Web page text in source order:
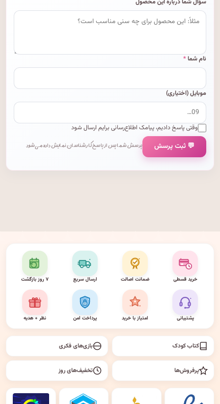
سؤال شما درباره این محصول
نام شما*
موبایل (اختیاری)
وقتی پاسخ دادیم، پیامک اطلاع‌رسانی برایم ارسال شود
💬 ثبت پرسش پرسش شما پس از پاسخ کارشناسان نمایش داده می‌شود.
خرید قسطی ضمانت اصالت ارسال سریع ۷ روز بازگشت
پشتیبانی امتیاز با خرید پرداخت امن نظر + هدیه
کتاب کودک بازی‌های فکری
پرفروش‌ها تخفیف‌های روز